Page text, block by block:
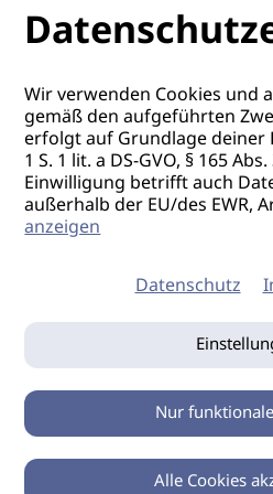
Wir verwenden Cookies und
gemäß den aufgeführten
erfolgt auf Grundlage deiner
1 S. 1 lit. a DS-GVO, § 165
Einwilligung betrifft auch
außerhalb der EU/des EWR,
anzeigen
Datenschutz
Nur
Alle Cookies